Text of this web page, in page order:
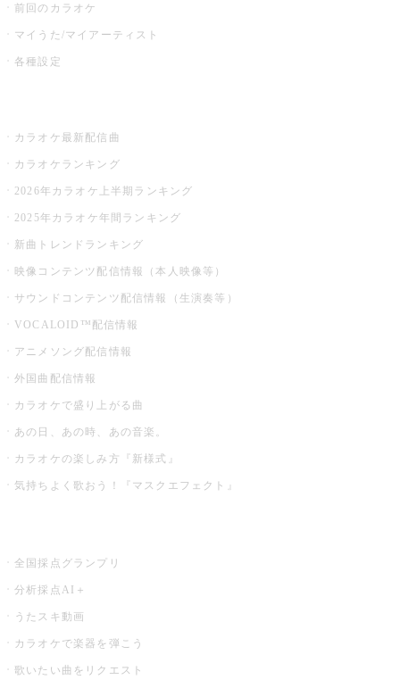
前回のカラオケ
マイうた/マイアーティスト
各種設定
カラオケ最新配信曲
カラオケランキング
2026年カラオケ上半期ランキング
2025年カラオケ年間ランキング
新曲トレンドランキング
映像コンテンツ配信情報（本人映像等）
サウンドコンテンツ配信情報（生演奏等）
VOCALOID™配信情報
アニメソング配信情報
外国曲配信情報
カラオケで盛り上がる曲
あの日、あの時、あの音楽。
カラオケの楽しみ方『新様式』
気持ちよく歌おう！『マスクエフェクト』
全国採点グランプリ
分析採点AI＋
うたスキ動画
カラオケで楽器を弾こう
歌いたい曲をリクエスト